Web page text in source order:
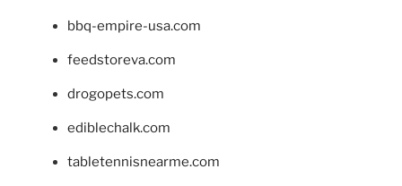
bbq-empire-usa.com
feedstoreva.com
drogopets.com
ediblechalk.com
tabletennisnearme.com